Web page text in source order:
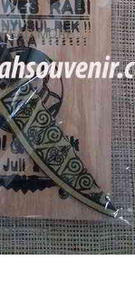
READ MORE ...